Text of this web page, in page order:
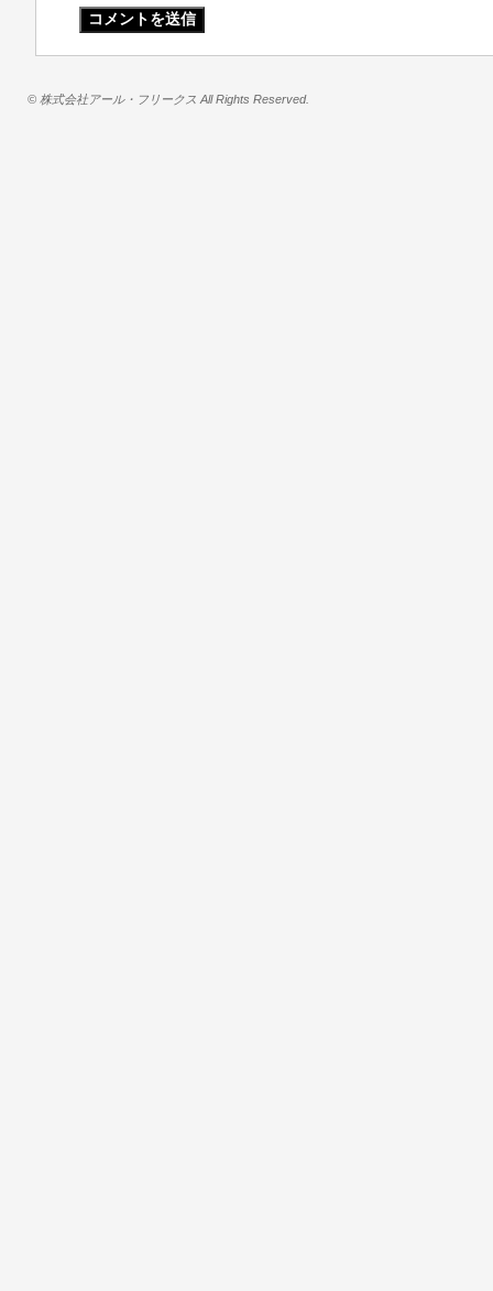
© 株式会社アール・フリークス All Rights Reserved.